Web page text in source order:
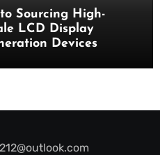
Sourcing High-
LCD Display
Devices